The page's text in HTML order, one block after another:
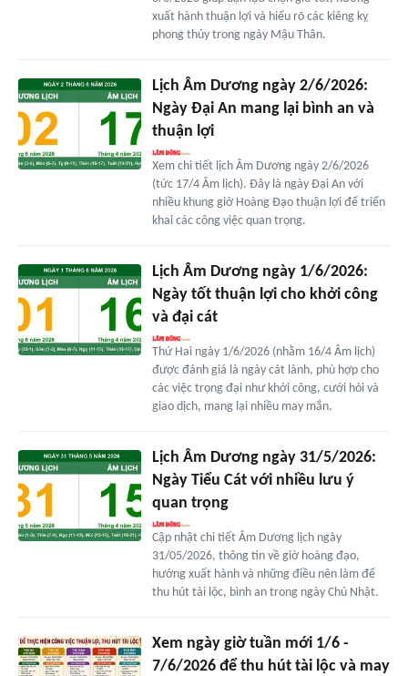
xuất hành thuận lợi và hiểu rõ các kiêng kỵ
phong thủy trong ngày Mậu Thân.
Lịch Âm Dương ngày 2/6/2026:
Ngày Đại An mang lại bình an và
thuận lợi
Xem chi tiết lịch Âm Dương ngày 2/6/2026
(tức 17/4 Âm lịch). Đây là ngày Đại An với
nhiều khung giờ Hoàng Đạo thuận lợi để triển
khai các công việc quan trọng.
Lịch Âm Dương ngày 1/6/2026:
Ngày tốt thuận lợi cho khởi công
và đại cát
Thứ Hai ngày 1/6/2026 (nhằm 16/4 Âm lịch)
được đánh giá là ngày cát lành, phù hợp cho
các việc trọng đại như khởi công, cưới hỏi và
giao dịch, mang lại nhiều may mắn.
Lịch Âm Dương ngày 31/5/2026:
Ngày Tiểu Cát với nhiều lưu ý
quan trọng
Cập nhật chi tiết Âm Dương lịch ngày
31/05/2026, thông tin về giờ hoàng đạo,
hướng xuất hành và những điều nên làm để
thu hút tài lộc, bình an trong ngày Chủ Nhật.
Xem ngày giờ tuần mới 1/6 -
7/6/2026 để thu hút tài lộc và may